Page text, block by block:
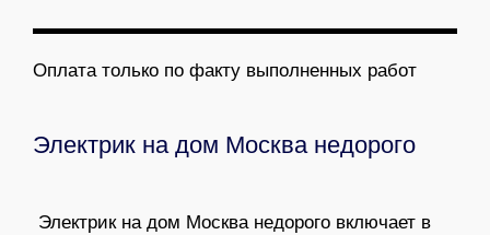
Оплата только по факту выполненных работ
Электрик на дом Москва недорого
Электрик на дом Москва недороговключает в